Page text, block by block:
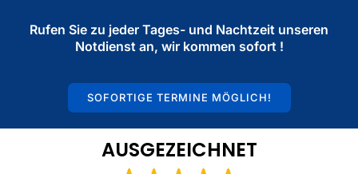
Rufen Sie zu jeder Tages- und Nachtzeit unseren
Notdienst an, wir kommen sofort !
SOFORTIGE TERMINE MÖGLICH!
AUSGEZEICHNET